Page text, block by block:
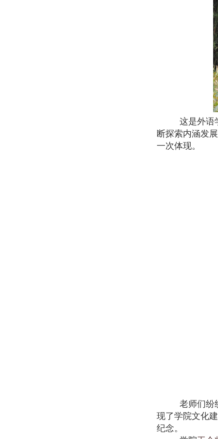
这是外语
断探索内涵发
一次体现。
老师们纷
现了学院文化
纪念。